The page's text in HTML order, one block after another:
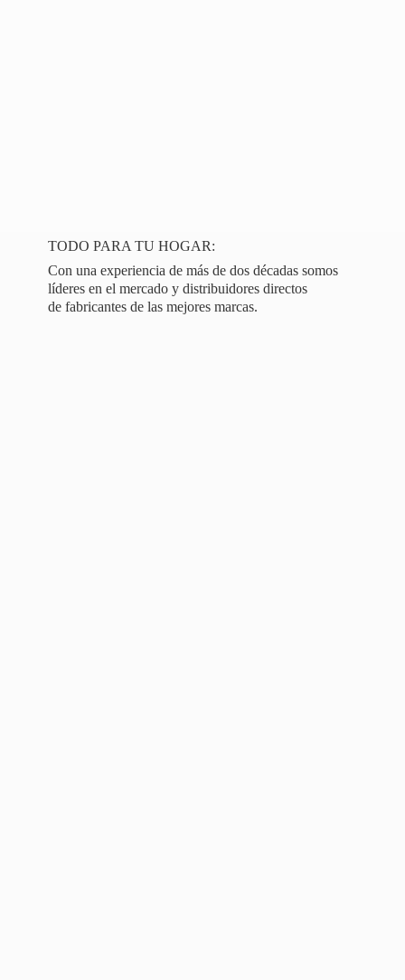
TODO PARA TU HOGAR:
Con una experiencia de más de dos décadas somos
líderes en el mercado y distribuidores directos
de fabricantes de las mejores marcas.